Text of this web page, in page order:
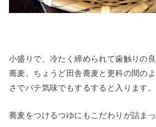
小盛りで、冷たく締められて歯触りの
蕎麦。ちょうど田舎蕎麦と更科の間の
さでバテ気味でもするすると入ります。
蕎麦をつけるつゆにもこだわりが詰まっ